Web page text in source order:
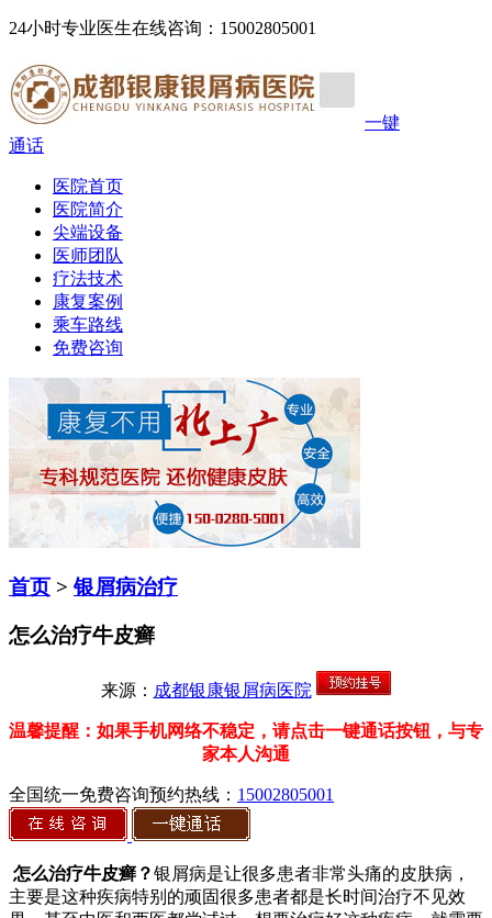
24小时专业医生在线咨询：15002805001
一键
通话
医院首页
医院简介
尖端设备
医师团队
疗法技术
康复案例
乘车路线
免费咨询
首页 >银屑病治疗
怎么治疗牛皮癣
来源： 成都银康银屑病医院
温馨提醒：如果手机网络不稳定，请点击一键通话按钮，与专
家本人沟通
全国统一免费咨询预约热线： 15002805001
怎么治疗牛皮癣？银屑病是让很多患者非常头痛的皮肤病，
主要是这种疾病特别的顽固很多患者都是长时间治疗不见效